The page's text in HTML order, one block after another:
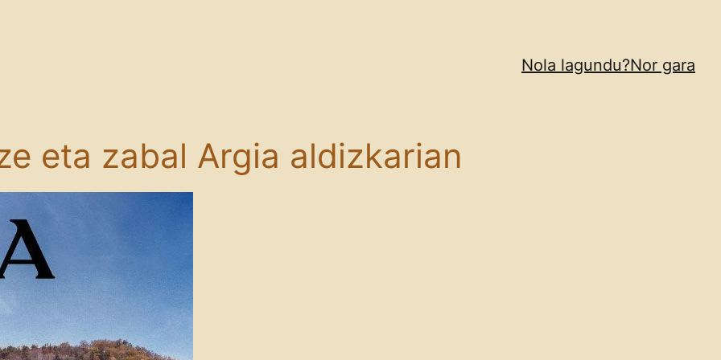
Nola lagundu?Nor gara
eta zabal Argia aldizkarian